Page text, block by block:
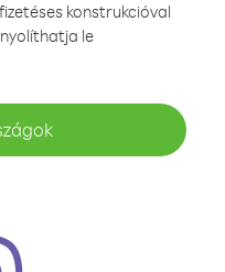
konstrukcióval
le